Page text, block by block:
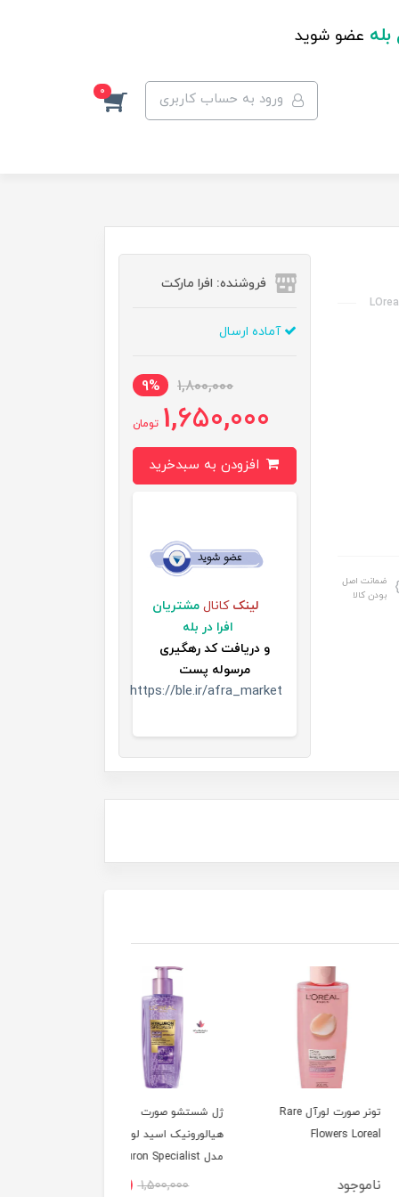
بله عضو شوید
ورود به حساب کاربری 0
ضمانت اصل
بودن کالا
فروشنده: افرا مارکت
آماده ارسال
1,800,000
9%
1,650,000 تومان
لینک کانال مشتریان
افرا در بله
و دریافت کد رهگیری
مرسوله پست
https://ble.ir/afra_market
تونر صورت لورآل Rare
Flowers
ژل شستشو صورت
هیالورونیک اسید لورآل
مدل Hyaluron Specialist
1,500,000 10٪